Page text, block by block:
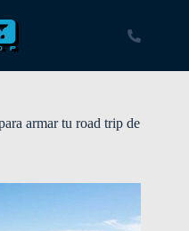
armar tu road trip de